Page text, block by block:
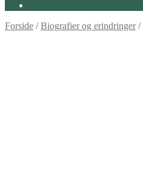
Forside /Biografier og erindringer/